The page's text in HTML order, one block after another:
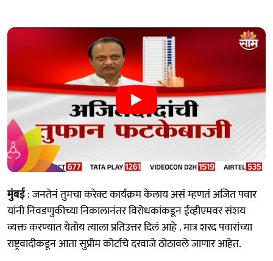
मुंबई: जनतेनं तुमचा करेक्ट कार्यक्रम केलाय असं म्हणतं अजित पवार
यांनी निवडणुकीच्या निकालानंतर विरोधकांकडून ईव्हीएमवर संशय
व्यक्त करण्यात येतोय त्याला प्रतिउत्तर दिलं आहे . मात्र शरद पवारांच्या
राष्ट्रवादीकडून आता सुप्रीम कोर्टाचे दरवाजे ठोठावले जाणार आहेत.